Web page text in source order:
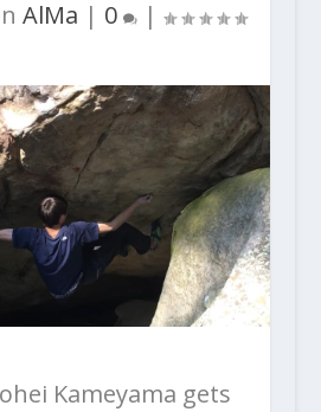
AlMa | 0 |
Kameyama gets